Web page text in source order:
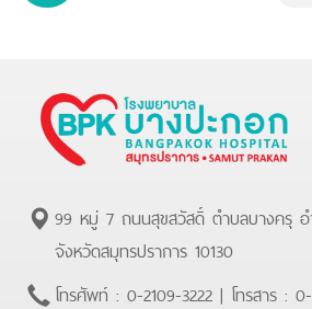
99 หมู่ 7 ถนนสุขสวัสดิ์ ตำบลบางครุ อ
จังหวัดสมุทรปราการ 10130
โทรศัพท์ : 0-2109-3222 | โทรสาร :